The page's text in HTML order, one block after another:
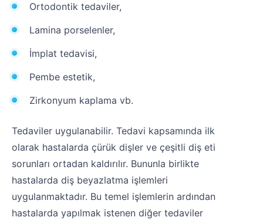
Ortodontik tedaviler,
Lamina porselenler,
İmplat tedavisi,
Pembe estetik,
Zirkonyum kaplama vb.
Tedaviler uygulanabilir. Tedavi kapsamında ilk
olarak hastalarda çürük dişler ve çeşitli diş eti
sorunları ortadan kaldırılır. Bununla birlikte
hastalarda diş beyazlatma işlemleri
uygulanmaktadır. Bu temel işlemlerin ardından
hastalarda yapılmak istenen diğer tedaviler